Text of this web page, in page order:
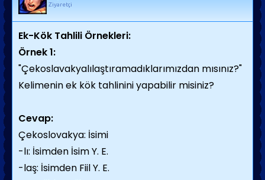
Ziyaretçi
Ek-Kök Tahlili Örnekleri:
Örnek 1:
"Çekoslavakyalılaştıramadıklarımızdan mısınız?"
Kelimenin ek kök tahlinini yapabilir misiniz?
Cevap:
Çekoslovakya: İsimi
-lı: İsimden İsim Y. E.
-laş: İsimden Fiil Y. E.